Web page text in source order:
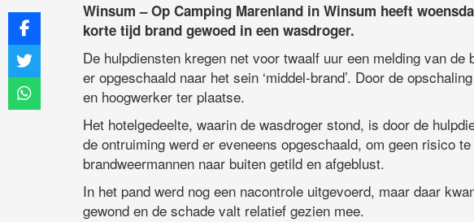
Winsum – Op Camping Marenland in Winsum heeft
korte tijd brand gewoed in een wasdroger.
De hulpdiensten kregen net voor twaalf uur een melding van de
er opgeschaald naar het sein ‘middel-brand’. Door de
en hoogwerker ter plaatse.
Het hotelgedeelte, waarin de wasdroger stond, is door de
de ontruiming werd er eveneens opgeschaald, om geen risico
brandweermannen naar buiten getild en afgeblust.
In het pand werd nog een nacontrole uitgevoerd, maar daar
gewond en de schade valt relatief gezien mee.